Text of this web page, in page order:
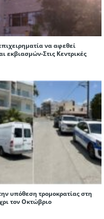
να αφεθεί
εκβιασμών-Στις Κεντρικές
υπόθεση τρομοκρατίας στη
τον Οκτώβριο